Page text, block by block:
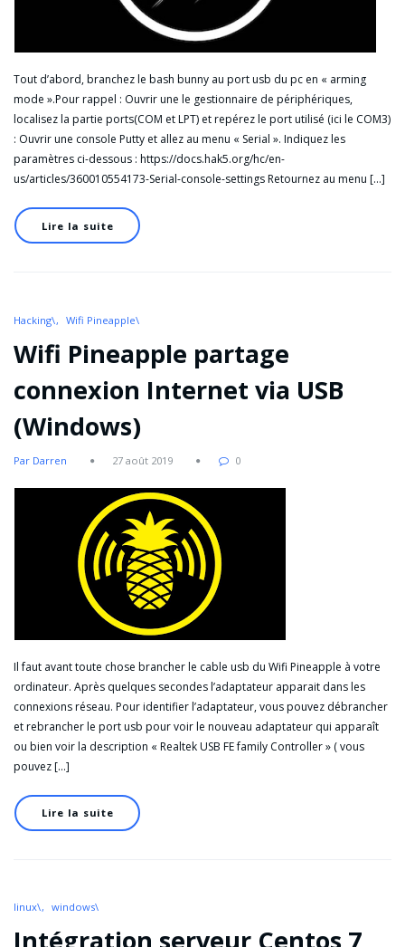
Tout d’abord, branchez le bash bunny au port usb du pc en « arming
mode ».Pour rappel : Ouvrir une le gestionnaire de périphériques,
localisez la partie ports(COM et LPT) et repérez le port utilisé (ici le COM3)
: Ouvrir une console Putty et allez au menu « Serial ». Indiquez les
paramètres ci-dessous : https://docs.hak5.org/hc/en-
us/articles/360010554173-Serial-console-settings Retournez au menu […]
Lire la suite
Hacking\ Wifi Pineapple\
Wifi Pineapple partage
connexion Internet via USB
(Windows)
Par Darren 27 août 2019 0
Il faut avant toute chose brancher le cable usb du Wifi Pineapple à votre
ordinateur. Après quelques secondes l’adaptateur apparait dans les
connexions réseau. Pour identifier l’adaptateur, vous pouvez débrancher
et rebrancher le port usb pour voir le nouveau adaptateur qui apparaît
ou bien voir la description « Realtek USB FE family Controller » ( vous
pouvez […]
Lire la suite
linux\ windows\